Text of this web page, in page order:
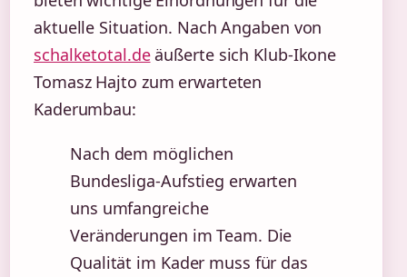
aktuelle Situation. Nach Angaben von
schalketotal.deäußerte sich Klub-Ikone
Tomasz Hajto zum erwarteten
Kaderumbau:
Nach dem möglichen
Bundesliga-Aufstieg erwarten
uns umfangreiche
Veränderungen im Team. Die
Qualität im Kader muss für das